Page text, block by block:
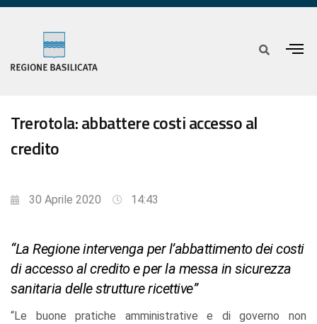
Trerotola: abbattere costi accesso al
credito
30 Aprile 2020 14:43
“La Regione intervenga per l’abbattimento dei costi
di accesso al credito e per la messa in sicurezza
sanitaria delle strutture ricettive”
“Le buone pratiche amministrative e di governo non